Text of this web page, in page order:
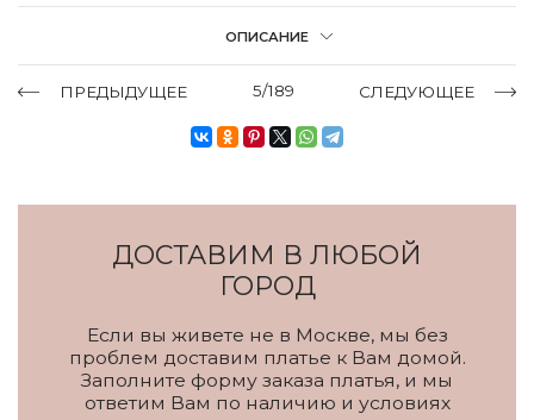
ОПИСАНИЕ
ПРЕДЫДУЩЕЕ 5/189 СЛЕДУЮЩЕЕ
ДОСТАВИМ В ЛЮБОЙ
ГОРОД
Если вы живете не в Москве, мы без
проблем доставим платье к Вам домой.
Заполните форму заказа платья, и мы
ответим Вам по наличию и условиях